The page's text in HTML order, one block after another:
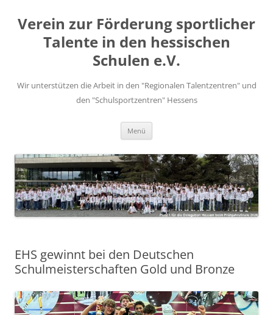
springen
Verein zur Förderung sportlicher
Talente in den hessischen
Schulen e.V.
Wir unterstützen die Arbeit in den "Regionalen Talentzentren" und
den "Schulsportzentren" Hessens
Menü
EHS gewinnt bei den Deutschen
Schulmeisterschaften Gold und Bronze